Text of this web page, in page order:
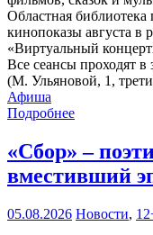
Областная библиотека
кинопоказы августа в
«Виртуальный
Все сеансы проходят в
(М. Ульяновой, 1,
Афиша
Подробнее
«Сбор» –
вместивший
05.08.2026 Новости,